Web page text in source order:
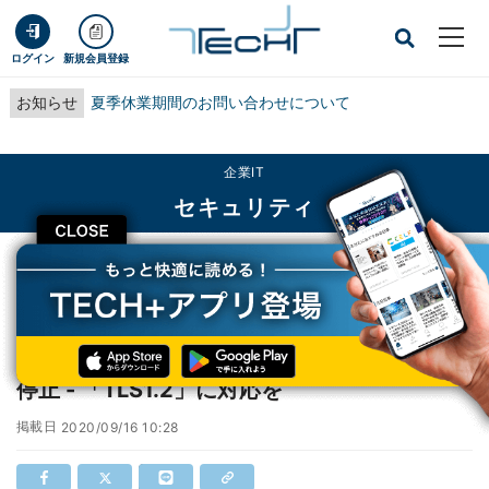
ログイン 新規会員登録
お知らせ 夏季休業期間のお問い合わせについて
CLOSE
企業IT
セキュリティ
TECH+ 企業IT
セキュリティ
ゆうちょ銀行、「TLS1.0」による通信を順次停止 - 「TLS1.2」に対応を
ゆうちょ銀行、「TLS1.0」による通信を順次
停止 - 「TLS1.2」に対応を
掲載日 2020/09/16 10:28